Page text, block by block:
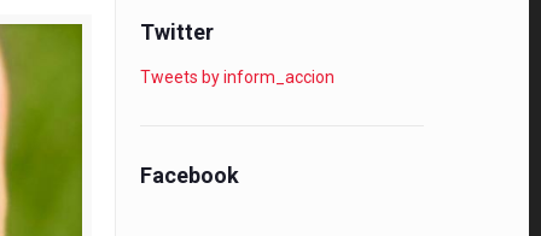
Twitter
Tweets by inform_accion
Facebook